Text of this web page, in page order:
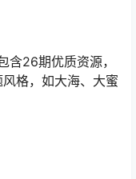
含26期优质资源，
格，如大海、大蜜